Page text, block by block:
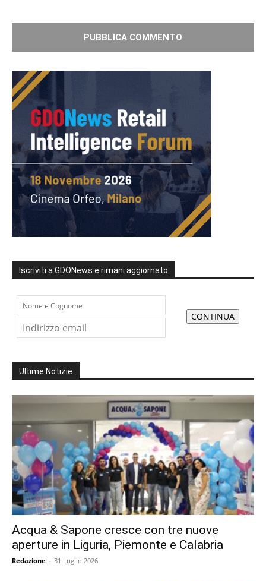
Iscriviti a GDONews e rimani aggiornato
Ultime Notizie
Acqua & Sapone cresce con tre nuove
aperture in Liguria, Piemonte e Calabria
Redazione - 31 Luglio 2026